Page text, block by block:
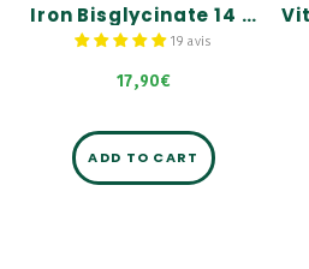
Iron Bisglycinate 14 mg + Cofactors (Vitamins C, B9, B12) - 60 Capsules
19 avis
17,90€
Forme Bisglycinate -
Assimilation optimale
ADD TO CART